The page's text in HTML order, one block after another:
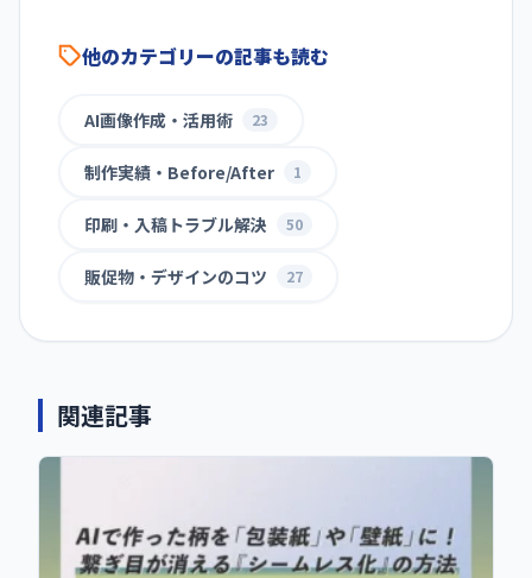
他のカテゴリーの記事も読む
AI画像作成・活用術 23
制作実績・Before/After 1
印刷・入稿トラブル解決 50
販促物・デザインのコツ 27
関連記事